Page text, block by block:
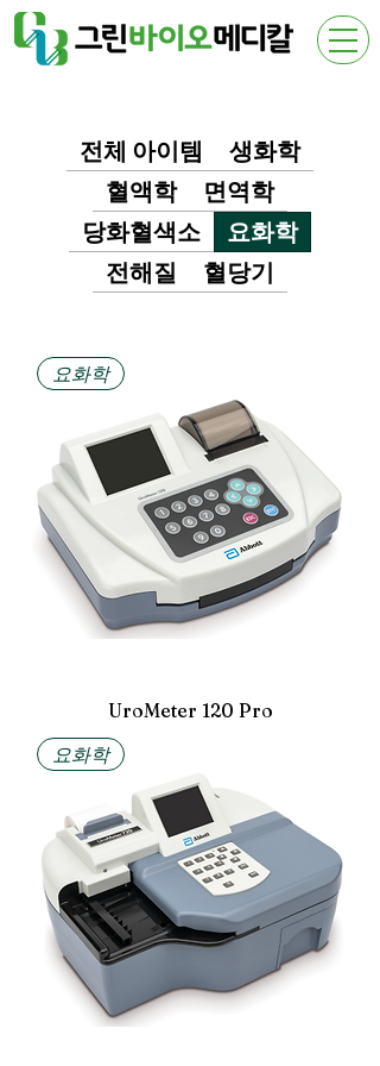
전체 아이템
생화학
혈액학
면역학
당화혈색소
요화학
전해질
혈당기
요화학
UroMeter 120 Pro
요화학